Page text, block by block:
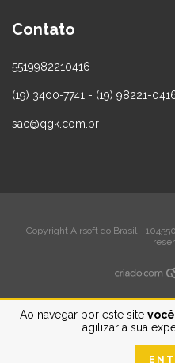
Ao navegar por este site
agilizar a sua
Contato
5519982210416
(19) 3400-7741 - (19) 98221-
sac@qgk.com.br
Copyright Airsoft do Brasil -